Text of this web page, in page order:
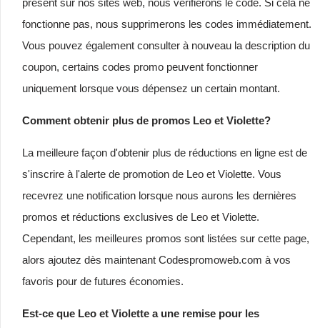
présent sur nos sites web, nous vérifierons le code. Si cela ne
fonctionne pas, nous supprimerons les codes immédiatement.
Vous pouvez également consulter à nouveau la description du
coupon, certains codes promo peuvent fonctionner
uniquement lorsque vous dépensez un certain montant.
Comment obtenir plus de promos Leo et Violette?
La meilleure façon d'obtenir plus de réductions en ligne est de
s'inscrire à l'alerte de promotion de Leo et Violette. Vous
recevrez une notification lorsque nous aurons les dernières
promos et réductions exclusives de Leo et Violette.
Cependant, les meilleures promos sont listées sur cette page,
alors ajoutez dès maintenant Codespromoweb.com à vos
favoris pour de futures économies.
Est-ce que Leo et Violette a une remise pour les